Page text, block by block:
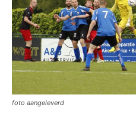
foto aangeleverd